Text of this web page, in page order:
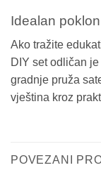
Idealan
Ako tražite
DIY set odličan
gradnje pruža
vještina kroz
POVEZANI